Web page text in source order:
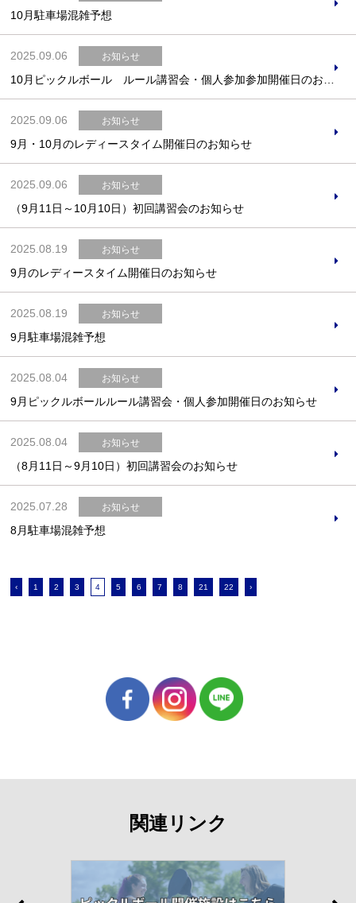
10月駐車場混雑予想
2025.09.06 お知らせ
2025.09.06 お知らせ
9月・10月のレディースタイム開催日のお知らせ
2025.09.06 お知らせ
（9月11日～10月10日）初回講習会のお知らせ
2025.08.19 お知らせ
9月のレディースタイム開催日のお知らせ
2025.08.19 お知らせ
9月駐車場混雑予想
2025.08.04 お知らせ
9月ピックルボールルール講習会・個人参加開催日のお知らせ
2025.08.04 お知らせ
（8月11日～9月10日）初回講習会のお知らせ
2025.07.28 お知らせ
8月駐車場混雑予想
‹ 1 2 3 4 5 6 7 8 21 22 ›
関連リンク